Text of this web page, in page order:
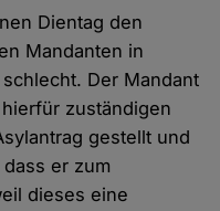
Dientag den
Mandanten in
Der Mandant
zuständigen
gestellt und
er zum
dieses eine